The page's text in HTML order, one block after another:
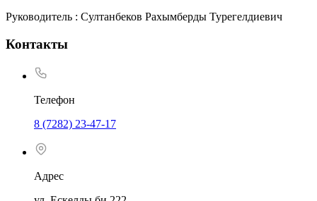
Руководитель : Султанбеков Рахымберды Турегелдиевич
Контакты
Телефон
8 (7282) 23-47-17
Адрес